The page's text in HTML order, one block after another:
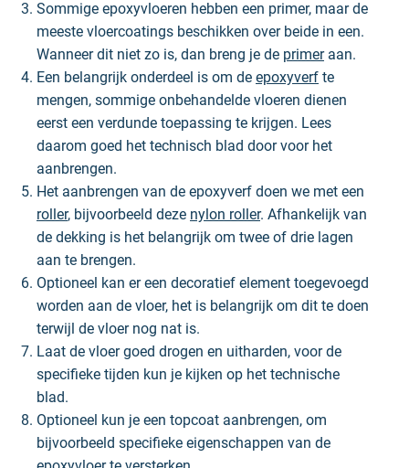
Sommige epoxyvloeren hebben een primer, maar de
meeste vloercoatings beschikken over beide in een.
Wanneer dit niet zo is, dan breng je de primeraan.
Een belangrijk onderdeel is om de epoxyverf te
mengen, sommige onbehandelde vloeren dienen
eerst een verdunde toepassing te krijgen. Lees
daarom goed het technisch blad door voor het
aanbrengen.
Het aanbrengen van de epoxyverf doen we met een
roller, bijvoorbeeld deze nylon roller. Afhankelijk van
de dekking is het belangrijk om twee of drie lagen
aan te brengen.
Optioneel kan er een decoratief element toegevoegd
worden aan de vloer, het is belangrijk om dit te doen
terwijl de vloer nog nat is.
Laat de vloer goed drogen en uitharden, voor de
specifieke tijden kun je kijken op het technische
blad.
Optioneel kun je een topcoat aanbrengen, om
bijvoorbeeld specifieke eigenschappen van de